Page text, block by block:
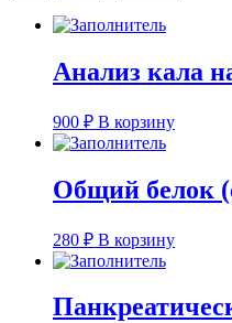
Анализ кала
900 ₽ В корзину
Общий белок
280 ₽ В корзину